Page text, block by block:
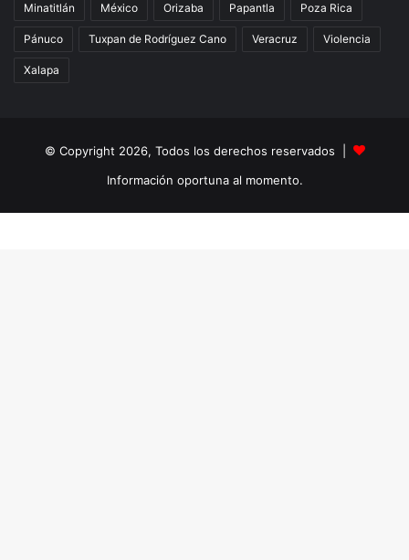
Minatitlán México Orizaba Papantla Poza Rica
Pánuco Tuxpan de Rodríguez Cano Veracruz Violencia
Xalapa
© Copyright 2026, Todos los derechos reservados |
Información oportuna al momento.